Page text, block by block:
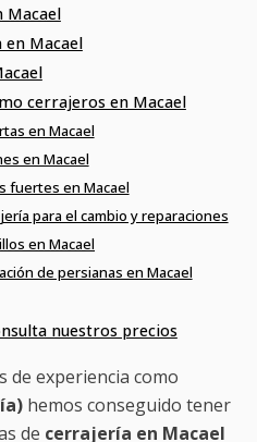
Macael
Macael
cerrajeros en Macael
en Macael
en Macael
fuertes en Macael
para el cambio y reparaciones
en Macael
de persianas en Macael
nuestros precios
de experiencia como
hemos conseguido tener
de cerrajería en Macael